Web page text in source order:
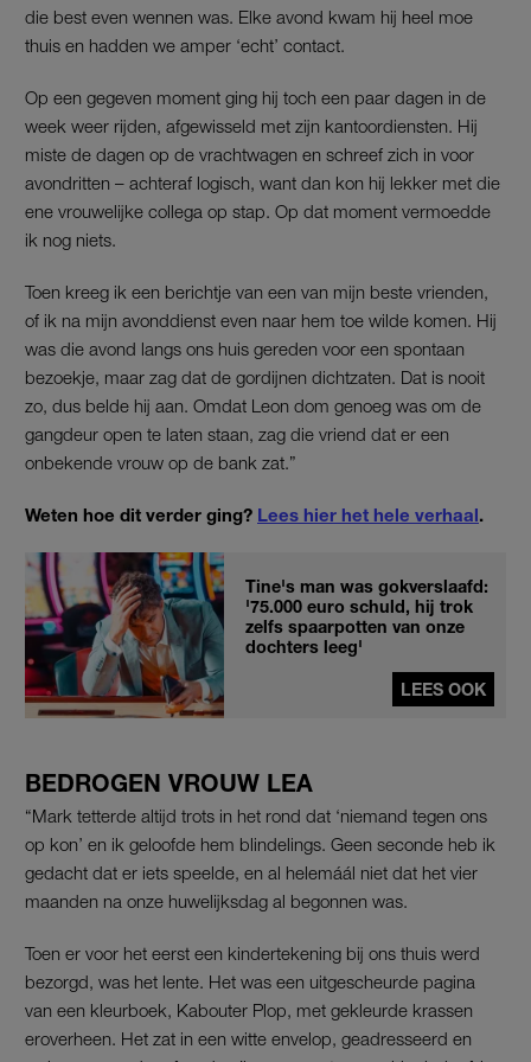
die best even wennen was. Elke avond kwam hij heel moe
thuis en hadden we amper ‘echt’ contact.
Op een gegeven moment ging hij toch een paar dagen in de
week weer rijden, afgewisseld met zijn kantoordiensten. Hij
miste de dagen op de vrachtwagen en schreef zich in voor
avondritten – achteraf logisch, want dan kon hij lekker met die
ene vrouwelijke collega op stap. Op dat moment vermoedde
ik nog niets.
Toen kreeg ik een berichtje van een van mijn beste vrienden,
of ik na mijn avonddienst even naar hem toe wilde komen. Hij
was die avond langs ons huis gereden voor een spontaan
bezoekje, maar zag dat de gordijnen dichtzaten. Dat is nooit
zo, dus belde hij aan. Omdat Leon dom genoeg was om de
gangdeur open te laten staan, zag die vriend dat er een
onbekende vrouw op de bank zat.”
Weten hoe dit verder ging? Lees hier het hele verhaal.
Tine's man was gokverslaafd:
'75.000 euro schuld, hij trok
zelfs spaarpotten van onze
dochters leeg'
LEES OOK
BEDROGEN VROUW LEA
“Mark tetterde altijd trots in het rond dat ‘niemand tegen ons
op kon’ en ik geloofde hem blindelings. Geen seconde heb ik
gedacht dat er iets speelde, en al helemáál niet dat het vier
maanden na onze huwelijksdag al begonnen was.
Toen er voor het eerst een kindertekening bij ons thuis werd
bezorgd, was het lente. Het was een uitgescheurde pagina
van een kleurboek, Kabouter Plop, met gekleurde krassen
eroverheen. Het zat in een witte envelop, geadresseerd en